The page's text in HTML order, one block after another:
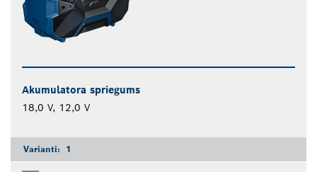
Akumulatora spriegums
18,0 V, 12,0 V
Varianti: 1